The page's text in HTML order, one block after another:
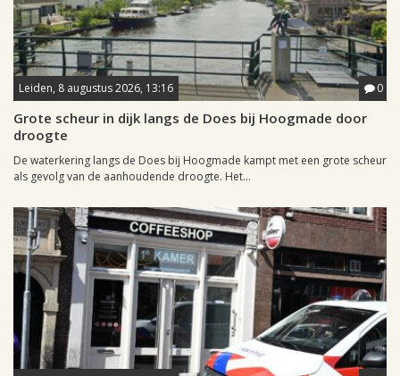
Leiden, 8 augustus 2026, 13:16 0
Grote scheur in dijk langs de Does bij Hoogmade door
droogte
De waterkering langs de Does bij Hoogmade kampt met een grote scheur
als gevolg van de aanhoudende droogte. Het...